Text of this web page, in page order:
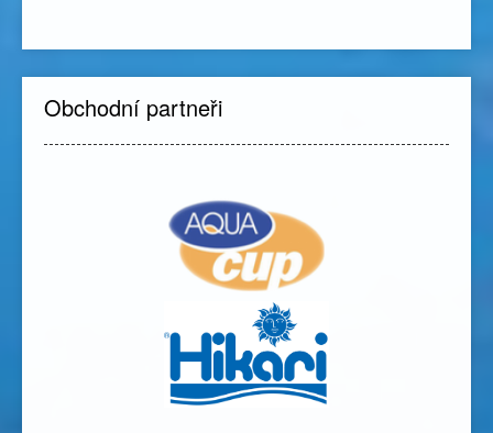
Obchodní partneři